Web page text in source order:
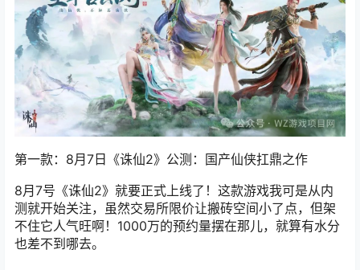
第一款：8月7日 《诛仙2》 公测：国产仙侠扛鼎之作
8月7号《诛仙2》就要正式上线了！这款游戏我可是从内
测就开始关注，虽然交易所限价让搬砖空间小了点，但架
不住它人气旺啊！1000万的预约量摆在那儿，就算有水分
也差不到哪去。